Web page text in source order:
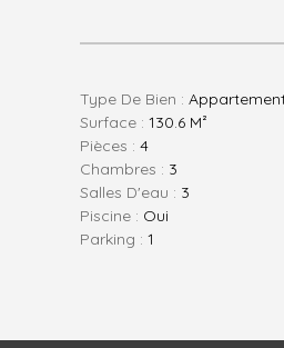
Type De Bien :
Surface : 130.6 M²
Pièces : 4
Chambres : 3
Salles D'eau : 3
Piscine : Oui
Parking : 1